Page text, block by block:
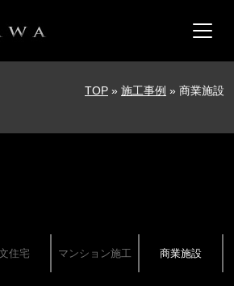
ーション
TOP » 施工事例 » 商業施設
住宅 マンション施工 商業施設